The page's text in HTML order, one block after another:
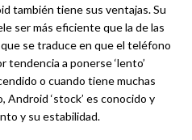
también tiene sus ventajas. Su
ser más eficiente que la de las
se traduce en que el teléfono
tendencia a ponerse ‘lento’
o cuando tiene muchas
Android ‘stock’ es conocido y
y su estabilidad.